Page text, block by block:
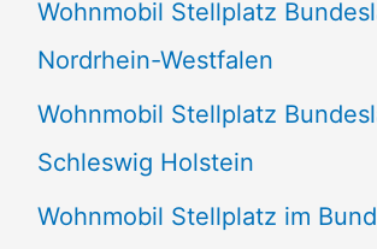
n
a
c
h
:
Wohnmobil Stellplatz
Nordrhein-Westfalen
Wohnmobil Stellplatz
Schleswig Holstein
Wohnmobil Stellplatz im